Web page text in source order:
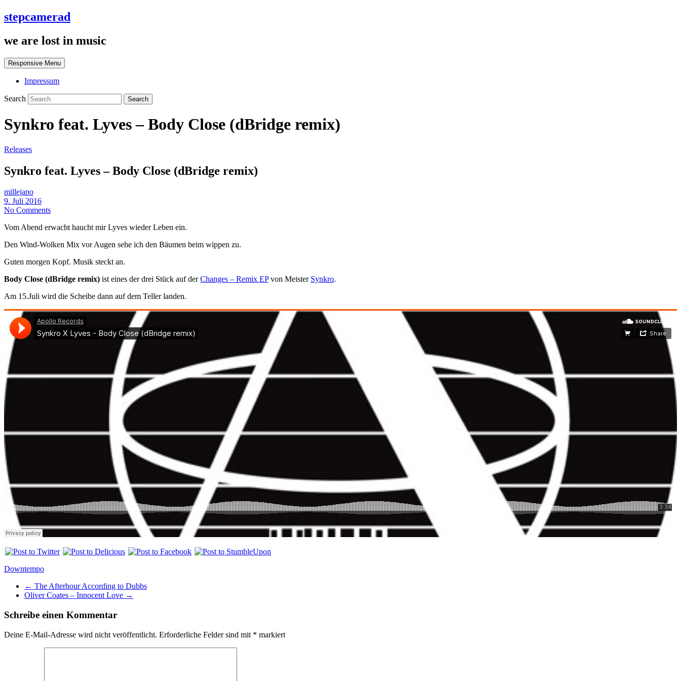
stepcamerad
we are lost in music
Responsive Menu
Impressum
Search
Synkro feat. Lyves – Body Close (dBridge remix)
Releases
Synkro feat. Lyves – Body Close (dBridge remix)
millejano
9. Juli 2016
No Comments
Vom Abend erwacht haucht mir Lyves wieder Leben ein.
Den Wind-Wolken Mix vor Augen sehe ich den Bäumen beim wippen zu.
Guten morgen Kopf. Musik steckt an.
Body Close (dBridge remix) ist eines der drei Stück auf derChanges – Remix EPvon Meister Synkro.
Am 15.Juli wird die Scheibe dann auf dem Teller landen.
Downtempo
← The Afterhour According to Dubbs
Oliver Coates – Innocent Love →
Schreibe einen Kommentar
Deine E-Mail-Adresse wird nicht veröffentlicht. Erforderliche Felder sind mit * markiert